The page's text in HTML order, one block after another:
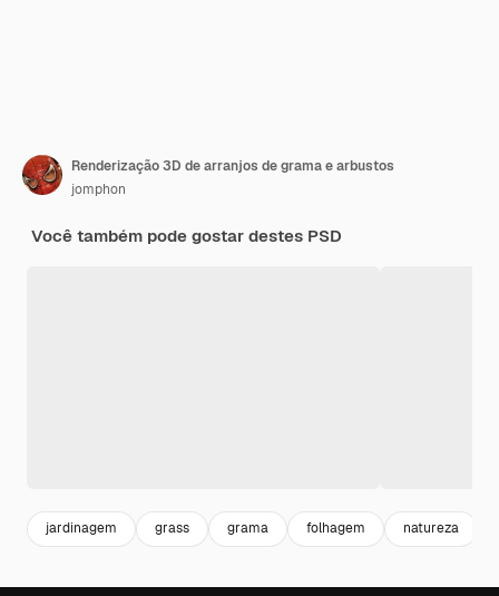
Renderização 3D de arranjos de grama e arbustos
jomphon
Você também pode gostar destes PSD
jardinagem grass grama folhagem natureza